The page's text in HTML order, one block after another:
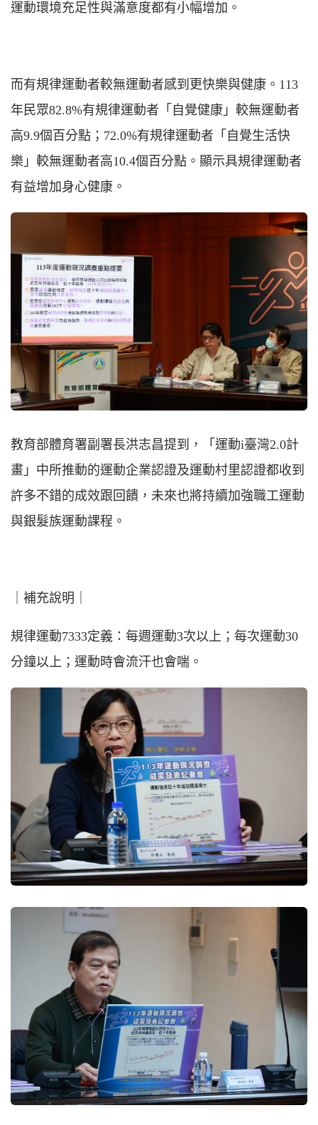
運動環境充足性與滿意度都有小幅增加。
而有規律運動者較無運動者感到更快樂與健康。113
年民眾82.8%有規律運動者「自覺健康」較無運動者
高9.9個百分點；72.0%有規律運動者「自覺生活快
樂」較無運動者高10.4個百分點。顯示具規律運動者
有益增加身心健康。
教育部體育署副署長洪志昌提到，「運動i臺灣2.0計
畫」中所推動的運動企業認證及運動村里認證都收到
許多不錯的成效跟回饋，未來也將持續加強職工運動
與銀髮族運動課程。
｜補充說明｜
規律運動7333定義：每週運動3次以上；每次運動30
分鐘以上；運動時會流汗也會喘。